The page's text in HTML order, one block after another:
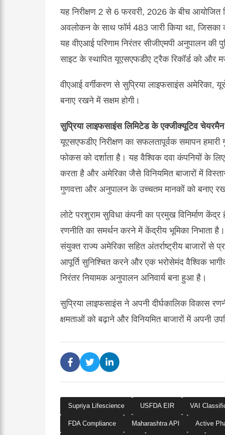
यह निरीक्षण 2 से 6 फरवरी, 2026 के बीच आयोजित
अवलोकन के साथ फॉर्म 483 जारी किया था, जिसका
यह वीएआई परिणाम निरंतर सीजीएमपी अनुपालन की
साइट के स्थापित यूएसएफडीए ट्रैक रिकॉर्ड को और
वीएआई वर्गीकरण से सुप्रिया लाइफसाइंस अमेरिका,
बनाए रखने में सक्षम होगी।
सुप्रिया लाइफसाइंस लिमिटेड के एक्जीक्यूटिव
यूएसएफडीए निरीक्षण का सफलतापूर्वक समापन
फोकस को दर्शाता है। यह वैश्विक दवा कंपनियों के
करता है और अमेरिका जैसे विनियमित बाजारों में
गुणवत्ता और अनुपालन के उच्चतम मानकों को बनाए
लोटे परशुराम सुविधा कंपनी का प्रमुख विनिर्माण
रणनीति का समर्थन करने में केंद्रीय भूमिका निभाता
संयुक्त राज्य अमेरिका सहित अंतर्राष्ट्रीय बाजारों से
आपूर्ति सुनिश्चित करने और एक भरोसेमंद वैश्विक
निरंतर नियामक अनुपालन अनिवार्य बना हुआ है।
सुप्रिया लाइफसाइंस ने अपनी दीर्घकालिक विकास
क्षमताओं को बढ़ाने और विनियमित बाजारों में अपनी
Supriya Lifescience USFDA EIR VAI
FDA Compliance Maharashtra API Active